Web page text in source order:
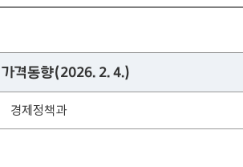
격동향(2026. 2. 4.)
경제정책과